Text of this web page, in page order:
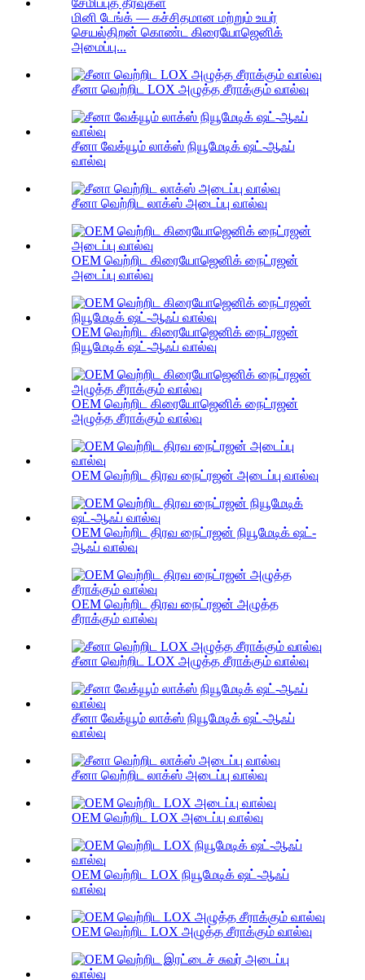
மினி டேங்க் — கச்சிதமான மற்றும் உயர்
செயல்திறன் கொண்ட கிரையோஜெனிக்
அமைப்பு...
சீனா வெற்றிட LOX அழுத்த சீராக்கும் வால்வு
சீனா வேக்யூம் லாக்ஸ் நியூமேடிக் ஷட்-ஆஃப்
வால்வு
சீனா வெற்றிட லாக்ஸ் அடைப்பு வால்வு
OEM வெற்றிட கிரையோஜெனிக் நைட்ரஜன்
அடைப்பு வால்வு
OEM வெற்றிட கிரையோஜெனிக் நைட்ரஜன்
நியூமேடிக் ஷட்-ஆஃப் வால்வு
OEM வெற்றிட கிரையோஜெனிக் நைட்ரஜன்
அழுத்த சீராக்கும் வால்வு
OEM வெற்றிட திரவ நைட்ரஜன் அடைப்பு வால்வு
OEM வெற்றிட திரவ நைட்ரஜன் நியூமேடிக் ஷட்-
ஆஃப் வால்வு
OEM வெற்றிட திரவ நைட்ரஜன் அழுத்த
சீராக்கும் வால்வு
சீனா வெற்றிட LOX அழுத்த சீராக்கும் வால்வு
சீனா வேக்யூம் லாக்ஸ் நியூமேடிக் ஷட்-ஆஃப்
வால்வு
சீனா வெற்றிட லாக்ஸ் அடைப்பு வால்வு
OEM வெற்றிட LOX அடைப்பு வால்வு
OEM வெற்றிட LOX நியூமேடிக் ஷட்-ஆஃப்
வால்வு
OEM வெற்றிட LOX அழுத்த சீராக்கும் வால்வு